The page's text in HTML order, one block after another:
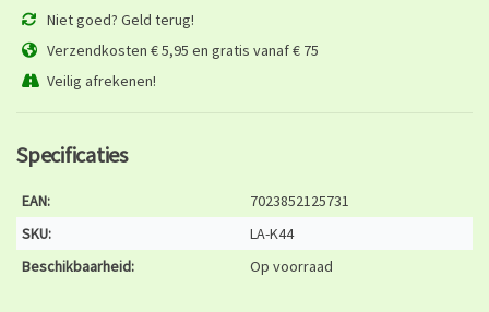
Niet goed? Geld terug!
Verzendkosten € 5,95 en gratis vanaf € 75
Veilig afrekenen!
Specificaties
EAN:
7023852125731
SKU:
LA-K44
Beschikbaarheid:
Op voorraad